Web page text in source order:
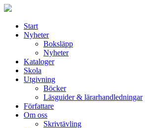
Start
Nyheter
Boksläpp
Nyheter
Kataloger
Skola
Utgivning
Böcker
Läsguider & lärarhandledningar
Författare
Om oss
Skrivtävling